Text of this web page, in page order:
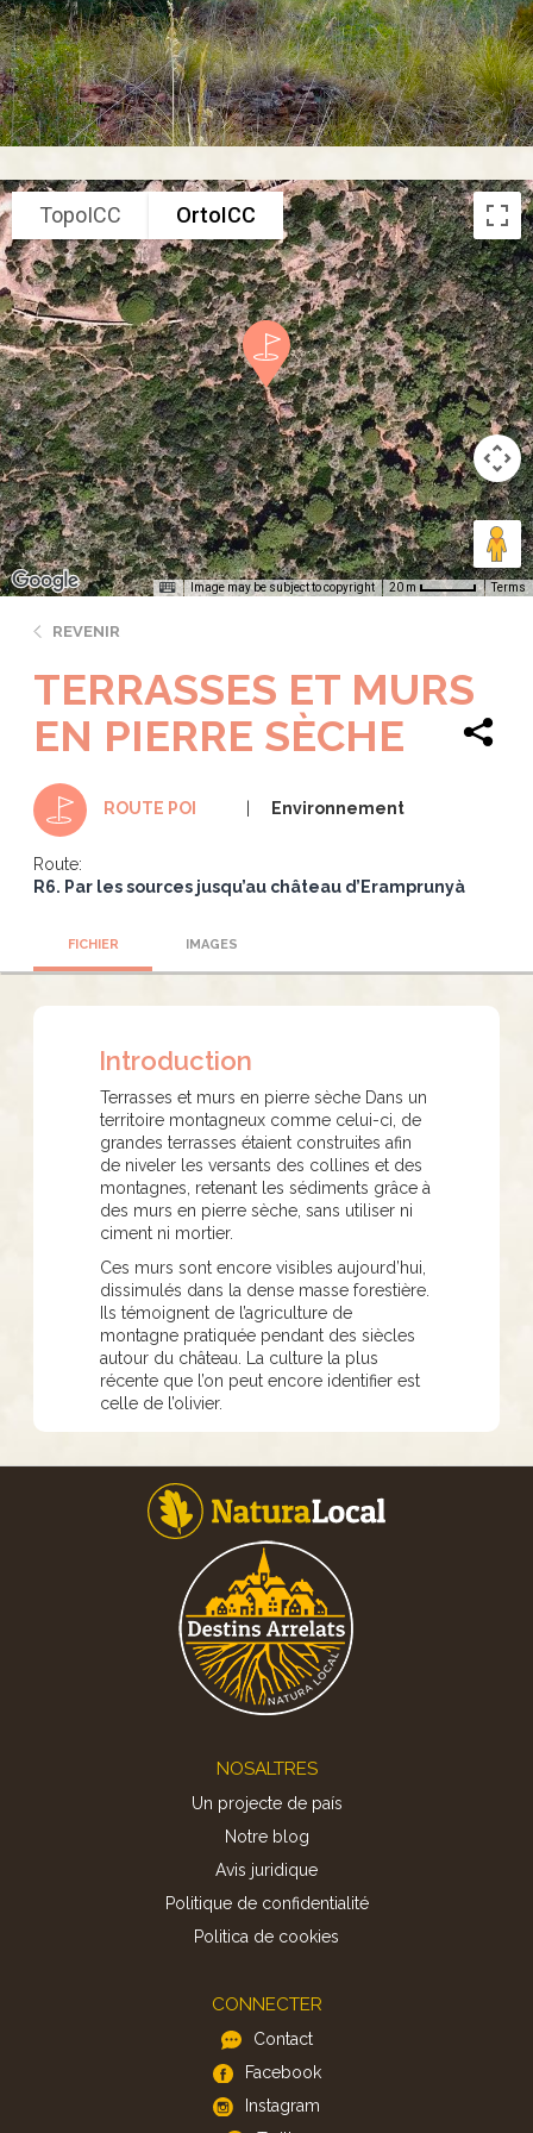
TopoICC OrtoICC
Image may be subject to copyright 20 m Terms
REVENIR
TERRASSES ET MURS
EN PIERRE SÈCHE
ROUTE POI Environnement
Route:
R6. Par les sources jusqu’au château d’Eramprunyà
FICHIER IMAGES
Introduction
Terrasses et murs en pierre sèche Dans un
territoire montagneux comme celui-ci, de
grandes terrasses étaient construites afin
de niveler les versants des collines et des
montagnes, retenant les sédiments grâce à
des murs en pierre sèche, sans utiliser ni
ciment ni mortier.
Ces murs sont encore visibles aujourd’hui,
dissimulés dans la dense masse forestière.
Ils témoignent de l’agriculture de
montagne pratiquée pendant des siècles
autour du château. La culture la plus
récente que l’on peut encore identifier est
celle de l’olivier.
NOSALTRES
Un projecte de país
Notre blog
Avis juridique
Politique de confidentialité
Politica de cookies
CONNECTER
Contact
Facebook
Instagram